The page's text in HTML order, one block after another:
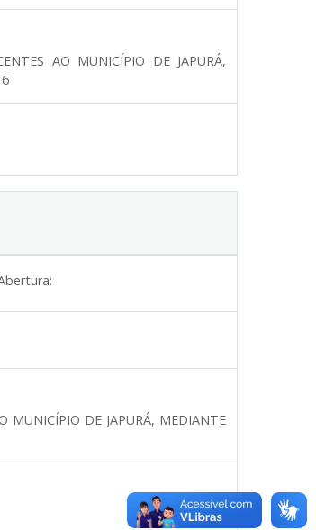
AO MUNICÍPIO DE JAPURÁ,
MUNICÍPIO DE JAPURÁ, MEDIANTE